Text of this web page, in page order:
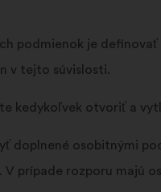
podmienok je definovať
v tejto súvislosti.
kedykoľvek otvoriť a
doplnené osobitnými
V prípade rozporu majú